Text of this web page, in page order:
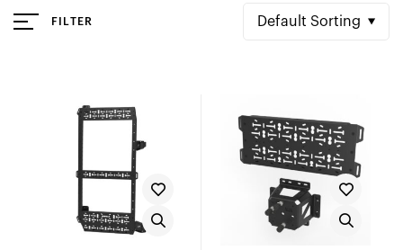
FILTER Default Sorting